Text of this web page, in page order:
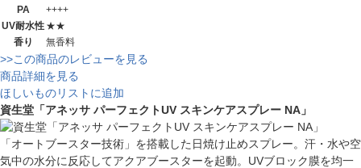
PA
++++
UV耐水性 ★★
香り
無香料
>>この商品のレビューを見る
商品詳細を見る
ほしいものリストに追加
資生堂「アネッサ パーフェクトUV スキンケアスプレー NA」
「オートブースター技術」を搭載した日焼け止めスプレー。汗・水や空
気中の水分に反応してアクアブースターを起動。UVブロック膜を均一